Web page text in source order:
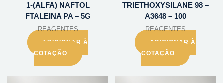
1-(ALFA) NAFTOL
FTALEINA PA – 5G
REAGENTES
ADICIONAR À
COTAÇÃO
TRIETHOXYSILANE 98 –
A3648 – 100
REAGENTES
ADICIONAR À
COTAÇÃO